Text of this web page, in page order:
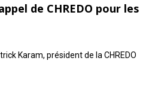
de CHREDO pour les
Karam, président de la CHREDO